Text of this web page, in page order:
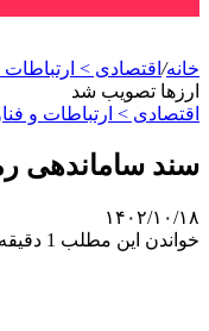
خانه/ اقتصادی >
ارزها تصویب شد
اقتصادی > ارتباطات و
سند ساماندهی
۱۴۰۲/۱۰/۱۸
خواندن این مطلب 1 دقیقه زمان میبرد